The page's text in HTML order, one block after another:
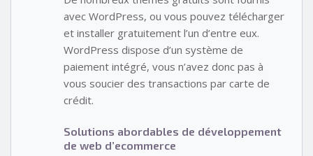
avec WordPress, ou vous pouvez télécharger
et installer gratuitement l’un d’entre eux.
WordPress dispose d’un système de
paiement intégré, vous n’avez donc pas à
vous soucier des transactions par carte de
crédit.
Solutions abordables de développement
de web d’ecommerce